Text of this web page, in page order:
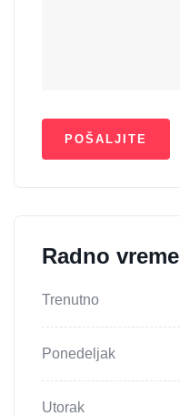
Radno vreme
Trenutno
Ponedeljak
Utorak